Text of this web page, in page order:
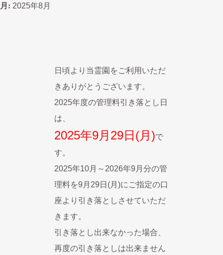
月: 2025年8月
2025年度 年間管理料引き落としのご案内
2025.08.19
日頃より当霊園をご利用いただ
きありがとうございます。
2025年度の管理料引き落とし日
は、
2025年9月29日(月)で
す。
2025年10月～2026年9月分の管
理料を9月29日(月)にご指定の口
座より引き落としさせていただ
きます。
引き落とし出来なかった場合、
再度の引き落としは出来ません